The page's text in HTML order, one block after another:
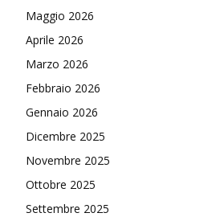
Maggio 2026
Aprile 2026
Marzo 2026
Febbraio 2026
Gennaio 2026
Dicembre 2025
Novembre 2025
Ottobre 2025
Settembre 2025